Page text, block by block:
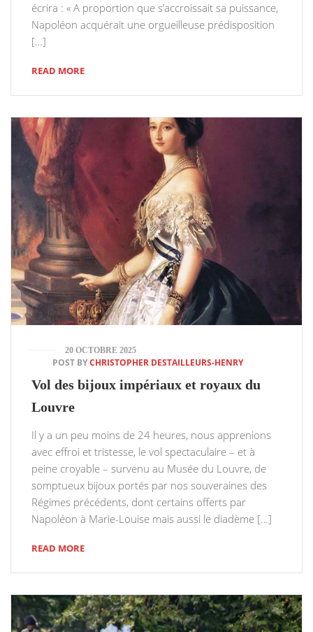
écrira : « A proportion que s’accroissait sa puissance,
Napoléon acquérait une orgueilleuse prédisposition
[…]
READ MORE
20 OCTOBRE 2025
POST BYCHRISTOPHER DESTAILLEURS-HENRY
Vol des bijoux impériaux et royaux du
Louvre
Il y a un peu moins de 24 heures, nous apprenions
avec effroi et tristesse, le vol spectaculaire – et à
peine croyable – survenu au Musée du Louvre, de
somptueux bijoux portés par nos souveraines des
Régimes précédents, dont certains offerts par
Napoléon à Marie-Louise mais aussi le diadème […]
READ MORE